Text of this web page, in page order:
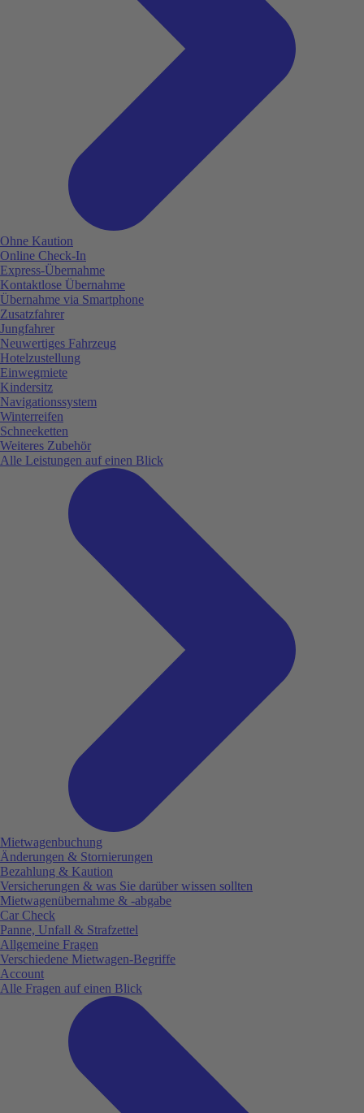
Ohne Kaution
Online Check-In
Express-Übernahme
Kontaktlose Übernahme
Übernahme via Smartphone
Zusatzfahrer
Jungfahrer
Neuwertiges Fahrzeug
Hotelzustellung
Einwegmiete
Kindersitz
Navigationssystem
Winterreifen
Schneeketten
Weiteres Zubehör
Alle Leistungen auf einen Blick
Mietwagenbuchung
Änderungen & Stornierungen
Bezahlung & Kaution
Versicherungen & was Sie darüber wissen sollten
Mietwagenübernahme & -abgabe
Car Check
Panne, Unfall & Strafzettel
Allgemeine Fragen
Verschiedene Mietwagen-Begriffe
Account
Alle Fragen auf einen Blick